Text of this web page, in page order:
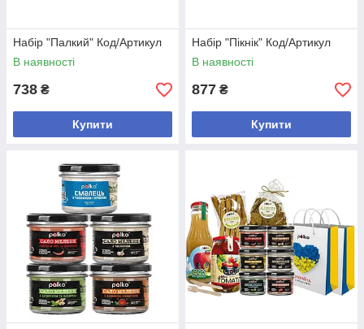
Набір "Палкий" Код/Артикул
В наявності
738 ₴
Купити
Набір "Пікнік" Код/Артикул
В наявності
877 ₴
Купити